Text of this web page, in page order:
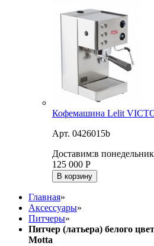
Кофемашина Lelit
Арт. 0426015b
Доставим:в понедельник
125 000 Р
В корзину
Главная»
Аксессуары»
Питчеры»
Питчер (латьера) белого
Motta